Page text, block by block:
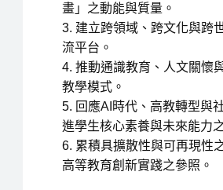
畫」之動能與質量。
建立跨領域、跨文化與跨
流平台。
推動通識教育、人文關懷
教學模式。
回應AI時代、高教轉型與
進學生核心素養與未來能力
累積具擴散性與可再現性
高等教育創新實踐之參照。